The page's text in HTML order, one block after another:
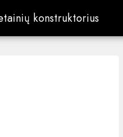
konstruktorius
konstruktorius